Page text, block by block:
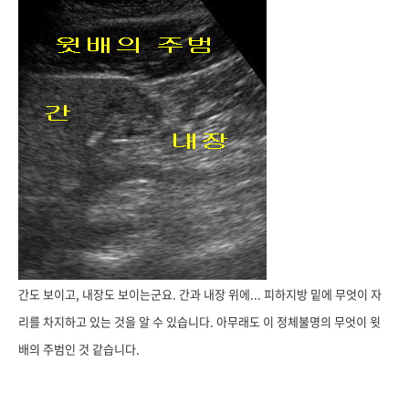
간도 보이고, 내장도 보이는군요. 간과 내장 위에... 피하지방 밑에 무엇이 자
리를 차지하고 있는 것을 알 수 있습니다. 아무래도 이 정체불명의 무엇이 윗
배의 주범인 것 같습니다.